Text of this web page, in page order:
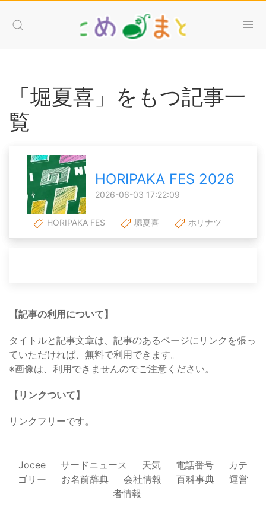
「堀夏喜」をもつ記事一
覧
HORIPAKA FES 2026
2026-06-03 17:22:09
HORIPAKA FES 堀夏喜 ホリナツ
【記事の利用について】
タイトルと記事文章は、記事のあるページにリンクを張っ
ていただければ、無料で利用できます。
※画像は、利用できませんのでご注意ください。
【リンクついて】
リンクフリーです。
Jocee サードニュース 天気 電話番号
カテ
ゴリー
お名前辞典 会社情報 百科事典
運営
者情報